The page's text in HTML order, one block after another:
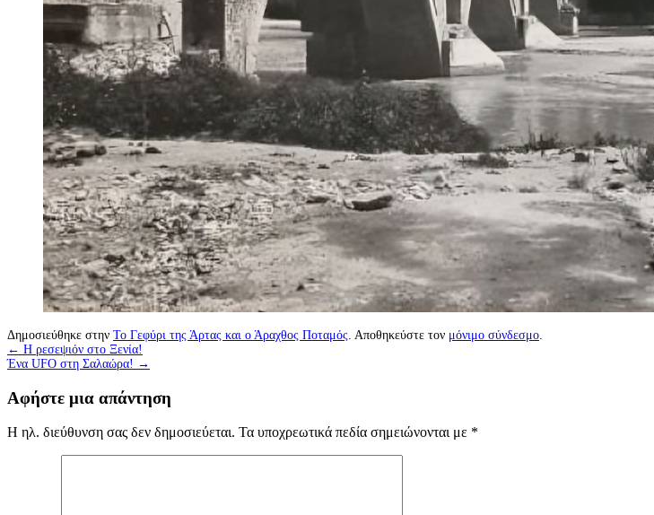
Δημοσιεύθηκε στην Το Γεφύρι της Άρτας και ο Άραχθος Ποταμός . Αποθηκεύστε τον μόνιμο σύνδεσμο
← Η ρεσεψιόν στο Ξενία!
Ένα UFO στη Σαλαώρα! →
Αφήστε μια απάντηση
Η ηλ. διεύθυνση σας δεν δημοσιεύεται. Τα υποχρεωτικά πεδία σημειώνονται με *